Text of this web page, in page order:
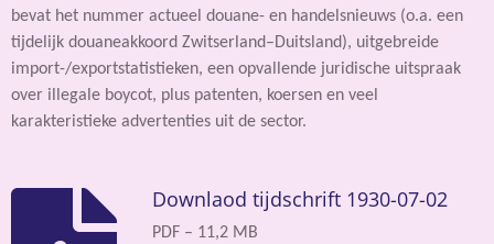
bevat het nummer actueel douane- en handelsnieuws (o.a. een
tijdelijk douaneakkoord Zwitserland–Duitsland), uitgebreide
import-/exportstatistieken, een opvallende juridische uitspraak
over illegale boycot, plus patenten, koersen en veel
karakteristieke advertenties uit de sector.
Downlaod tijdschrift 1930-07-02
PDF – 11,2 MB